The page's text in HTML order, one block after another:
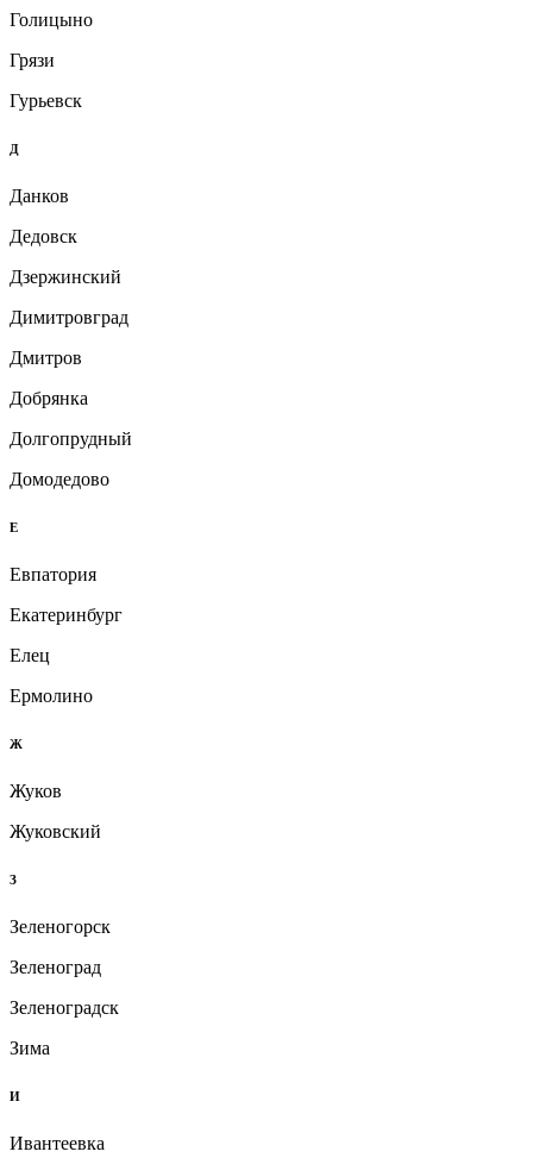
Голицыно
Грязи
Гурьевск
Д
Данков
Дедовск
Дзержинский
Димитровград
Дмитров
Добрянка
Долгопрудный
Домодедово
Е
Евпатория
Екатеринбург
Елец
Ермолино
Ж
Жуков
Жуковский
З
Зеленогорск
Зеленоград
Зеленоградск
Зима
И
Ивантеевка